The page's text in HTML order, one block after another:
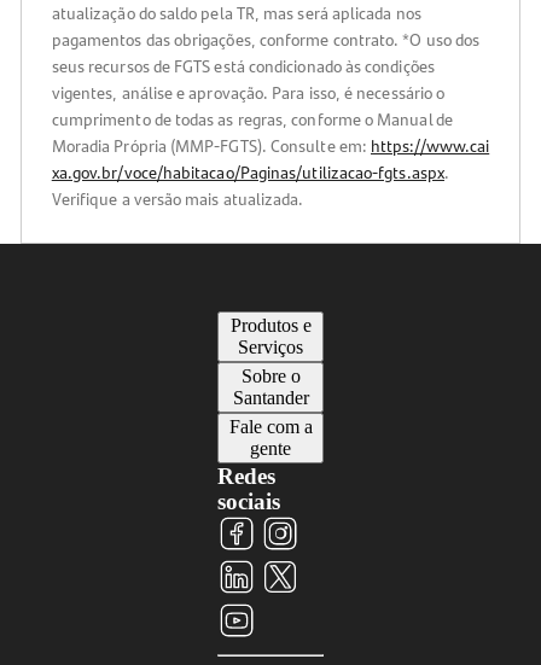
atualização do saldo pela TR, mas será aplicada nos
pagamentos das obrigações, conforme contrato. *O uso dos
seus recursos de FGTS está condicionado às condições
vigentes, análise e aprovação. Para isso, é necessário o
cumprimento de todas as regras, conforme o Manual de
Moradia Própria (MMP-FGTS). Consulte em: https://www.cai
xa.gov.br/voce/habitacao/Paginas/utilizacao-fgts.aspx.
Verifique a versão mais atualizada.
Produtos e
Serviços
Sobre o
Santander
Fale com a
gente
Redes
sociais
Visite
nosso
perfil
no
Facebook
Visite
nosso
perfil
no
Visite
nosso
X
YouTube